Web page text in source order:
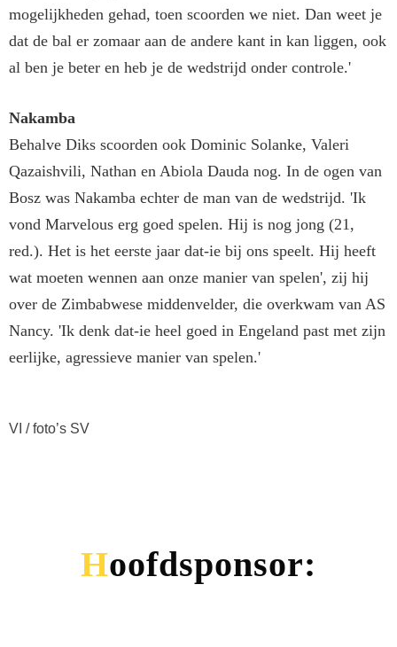
mogelijkheden gehad, toen scoorden we niet. Dan weet je
dat de bal er zomaar aan de andere kant in kan liggen, ook
al ben je beter en heb je de wedstrijd onder controle.'
Nakamba
Behalve Diks scoorden ook Dominic Solanke, Valeri
Qazaishvili, Nathan en Abiola Dauda nog. In de ogen van
Bosz was Nakamba echter de man van de wedstrijd. 'Ik
vond Marvelous erg goed spelen. Hij is nog jong (21,
red.). Het is het eerste jaar dat-ie bij ons speelt. Hij heeft
wat moeten wennen aan onze manier van spelen', zij hij
over de Zimbabwese middenvelder, die overkwam van AS
Nancy. 'Ik denk dat-ie heel goed in Engeland past met zijn
eerlijke, agressieve manier van spelen.'
VI / foto’s SV
Hoofdsponsor: